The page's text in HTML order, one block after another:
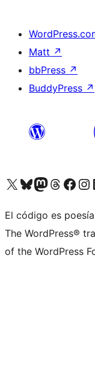
Matt ↗
bbPress ↗
BuddyPress ↗
Visita nuestra cuenta de X (anteriormente Twitter)
Visita nuestra cuenta de Bluesky
Visita nuestra cuenta de
Visita nuestra cuenta de
Visita nuestra
Visita
El código es
The WordPress®
of the WordPress